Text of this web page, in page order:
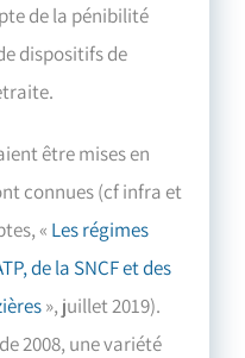
de la pénibilité
dispositifs de
être mises en
connues (cf infra et
« Les régimes
de la SNCF et des
», juillet 2019).
2008, une variété